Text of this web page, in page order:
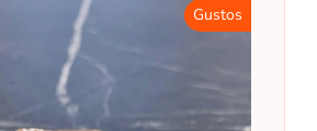
Gustos